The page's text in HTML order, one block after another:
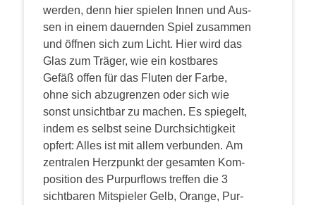
wer­den, denn hier spie­len Innen und Aus­
sen in einem dau­ern­den Spiel zusam­men
und öff­nen sich zum Licht. Hier wird das
Glas zum Trä­ger, wie ein kost­ba­res
Gefäß offen für das Flu­ten der Far­be,
ohne sich abzu­gren­zen oder sich wie
sonst unsicht­bar zu machen. Es spie­gelt,
indem es selbst sei­ne Durch­sich­tig­keit
opfert: Alles ist mit allem verbunden. Am
zen­tra­len Herz­punkt der gesam­ten Kom­
po­si­ti­on des Pur­pur­flows tref­fen die 3
sicht­ba­ren Mit­spie­ler Gelb, Oran­ge, Pur­